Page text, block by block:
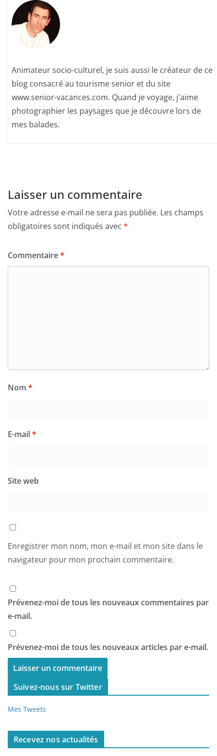
Animateur socio-culturel, je suis aussi le créateur de ce
blog consacré au tourisme senior et du site
www.senior-vacances.com. Quand je voyage, j'aime
photographier les paysages que je découvre lors de
mes balades.
Laisser un commentaire
Votre adresse e-mail ne sera pas publiée. Les champs
obligatoires sont indiqués avec *
Commentaire*
Nom *
E-mail*
Site web
Enregistrer mon nom, mon e-mail et mon site dans le
navigateur pour mon prochain commentaire.
Prévenez-moi de tous les nouveaux commentaires par
e-mail.
Prévenez-moi de tous les nouveaux articles par e-mail.
Suivez-nous sur Twitter
Mes Tweets
Recevez nos actualités